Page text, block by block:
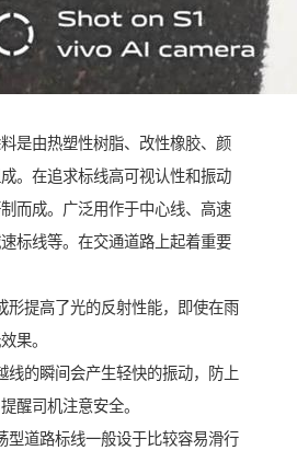
是由热塑性树脂、改性橡胶、颜
。在追求标线高可视认性和振动
而成。广泛用作于中心线、高速
标线等。在交通道路上起着重要
形提高了光的反射性能，即使在雨
果。
线的瞬间会产生轻快的振动，防上
醒司机注意安全。
型道路标线一般设于比较容易滑行